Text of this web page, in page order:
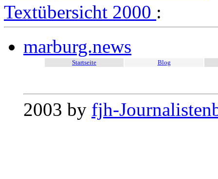
Textübersicht 2000 :
marburg.news
Startseite Blog
2003 by fjh-